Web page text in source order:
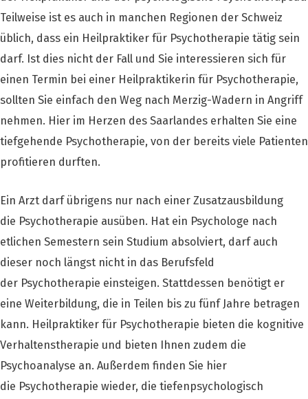
Teilweise ist es auch in manchen Regionen der Schweiz
üblich, dass ein Heilpraktiker für Psychotherapie tätig sein
darf. Ist dies nicht der Fall und Sie interessieren sich für
einen Termin bei einer Heilpraktikerin für Psychotherapie,
sollten Sie einfach den Weg nach Merzig-Wadern in Angriff
nehmen. Hier im Herzen des Saarlandes erhalten Sie eine
tiefgehende Psychotherapie, von der bereits viele Patienten
profitieren durften.
Ein Arzt darf übrigens nur nach einer Zusatzausbildung
die Psychotherapie ausüben. Hat ein Psychologe nach
etlichen Semestern sein Studium absolviert, darf auch
dieser noch längst nicht in das Berufsfeld
der Psychotherapie einsteigen. Stattdessen benötigt er
eine Weiterbildung, die in Teilen bis zu fünf Jahre betragen
kann. Heilpraktiker für Psychotherapie bieten die kognitive
Verhaltenstherapie und bieten Ihnen zudem die
Psychoanalyse an. Außerdem finden Sie hier
die Psychotherapie wieder, die tiefenpsychologisch